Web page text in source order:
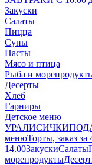
Закуски
Салаты
Пицца
Супы
Пасты
Мясо и птица
Рыба и
Десерты
Хлеб
Гарниры
Детское меню
УРАЛИСИЧКИ
менюТорты, заказ за
14.00ЗакускиСалаты
морепродукты